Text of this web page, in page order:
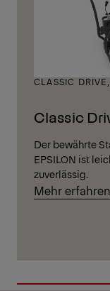
CLASSIC
Classic
Der bewährte
EPSILON ist
zuverlässig.
Mehr erfahren